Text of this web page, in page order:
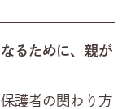
るために、親が
護者の関わり方